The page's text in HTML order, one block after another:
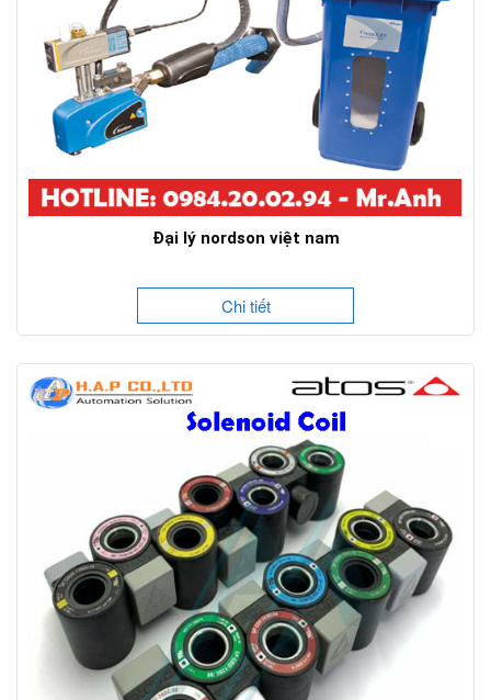
Đại lý nordson việt nam
Chi tiết